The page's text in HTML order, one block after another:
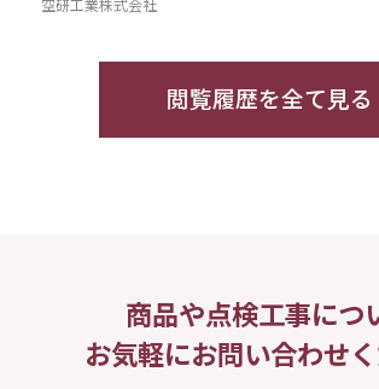
空研工業株式会社
閲覧履歴を全て見る
商品や点検工事につ
お気軽にお問い合わせ